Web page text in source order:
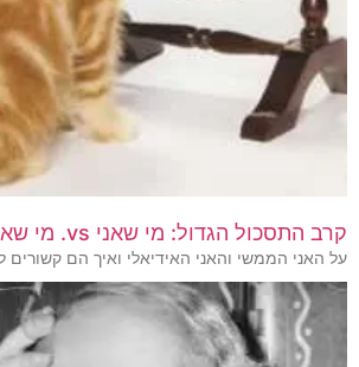
קרב התסכול הגדול: מי שאני vs. מי שאני רוצה להיות
על האני הממשי והאני האידיאלי ואיך הם